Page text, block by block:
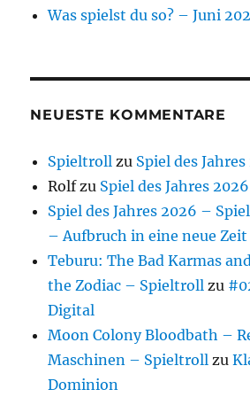
Was spielst du so? – Juni
NEUESTE KOMMENTARE
Spieltroll zu Spiel des
Rolfzu Spiel des Jahres 2026
Spiel des Jahres 2026 –
– Aufbruch in eine neue Zeit
Teburu: The Bad Karmas
the Zodiac – Spieltroll zu
Digital
Moon Colony Bloodbath –
Maschinen – Spieltroll zu
Dominion